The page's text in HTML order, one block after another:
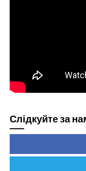
Слідкуйте за